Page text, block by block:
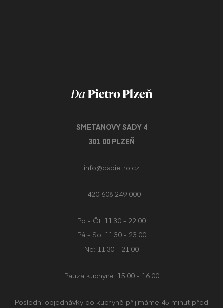
SMETANOVY SADY 4
301 00 PLZEŇ
info@dapietro.cz
+420 608 249 000
Po - Čt: 11:30 - 22:00
Pá - So: 11:30 - 23:00
Ne: 11:30 - 21:00
Pauza kuchyně: 15:00 - 16:00
Poslední objednávky do kuchyně přijímáme 45 minut před